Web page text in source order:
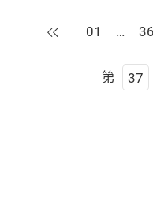
上一頁
01 … 36
第